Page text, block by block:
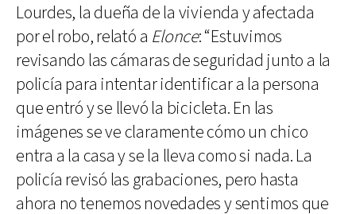
Lourdes, la dueña de la vivienda y afectada
por el robo, relató a Elonce: “Estuvimos
revisando las cámaras de seguridad junto a la
policía para intentar identificar a la persona
que entró y se llevó la bicicleta. En las
imágenes se ve claramente cómo un chico
entra a la casa y se la lleva como si nada. La
policía revisó las grabaciones, pero hasta
ahora no tenemos novedades y sentimos que